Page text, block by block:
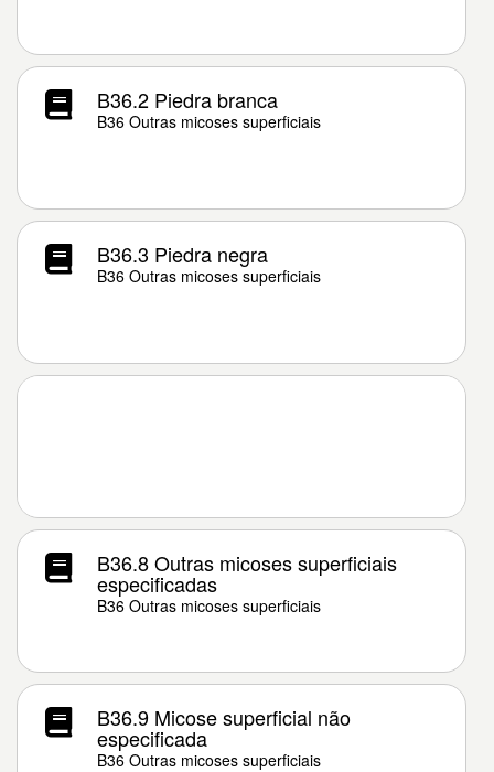
B36.2 Piedra branca
B36 Outras micoses superficiais
B36.3 Piedra negra
B36 Outras micoses superficiais
B36.8 Outras micoses superficiais
especificadas
B36 Outras micoses superficiais
B36.9 Micose superficial não
especificada
B36 Outras micoses superficiais